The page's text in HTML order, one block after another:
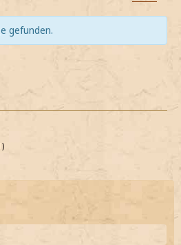
gefunden.